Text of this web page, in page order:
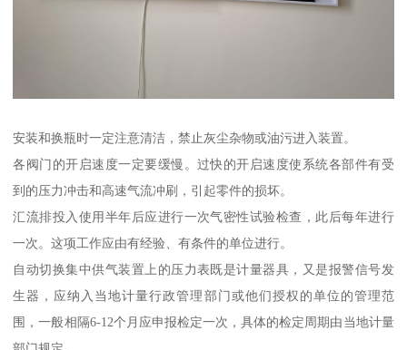
安装和换瓶时一定注意清洁，禁止灰尘杂物或油污进入装置。
各阀门的开启速度一定要缓慢。过快的开启速度使系统各部件有受
到的压力冲击和高速气流冲刷，引起零件的损坏。
汇流排投入使用半年后应进行一次气密性试验检查，此后每年进行
一次。这项工作应由有经验、有条件的单位进行。
自动切换集中供气装置上的压力表既是计量器具，又是报警信号发
生器，应纳入当地计量行政管理部门或他们授权的单位的管理范
围，一般相隔6-12个月应申报检定一次，具体的检定周期由当地计量